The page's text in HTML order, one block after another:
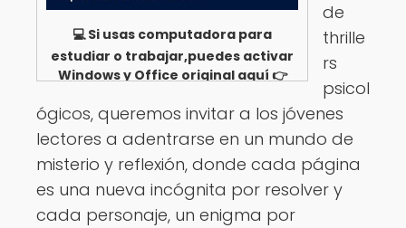
💻 Si usas computadora para
estudiar o trabajar,puedes activar
Windows y Office original aquí 👉
de
thrille
rs
psicol
ógicos, queremos invitar a los jóvenes
lectores a adentrarse en un mundo de
misterio y reflexión, donde cada página
es una nueva incógnita por resolver y
cada personaje, un enigma por